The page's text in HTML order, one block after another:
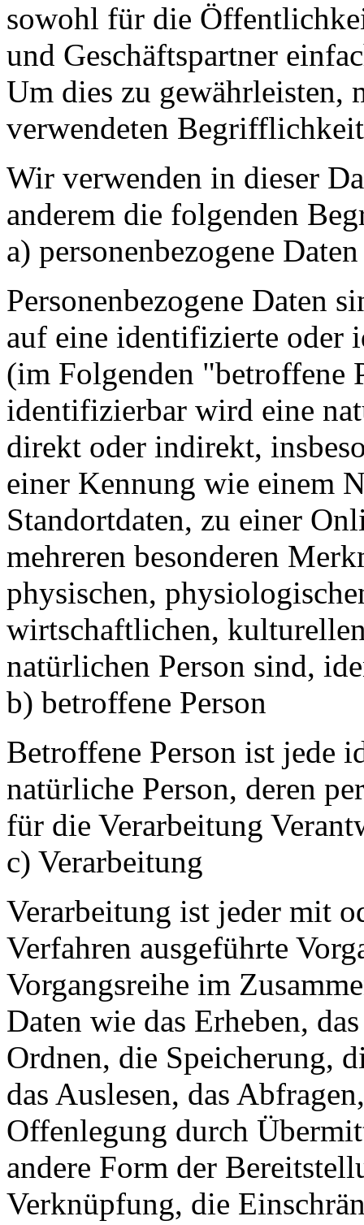
sowohl für die
und Geschäftspartner
Um dies zu gewährleisten,
verwendeten
Wir verwenden in dieser
anderem die folgenden
a) personenbezogene Daten
Personenbezogene Daten
auf eine identifizierte oder
(im Folgenden "betroffene
identifizierbar wird eine
direkt oder indirekt,
einer Kennung wie einem
Standortdaten, zu einer
mehreren besonderen
physischen,
wirtschaftlichen,
natürlichen Person sind,
b) betroffene Person
Betroffene Person ist jede
natürliche Person, deren
für die Verarbeitung
c) Verarbeitung
Verarbeitung ist jeder mit
Verfahren ausgeführte
Vorgangsreihe im
Daten wie das Erheben,
Ordnen, die Speicherung,
das Auslesen, das
Offenlegung durch
andere Form der
Verknüpfung, die